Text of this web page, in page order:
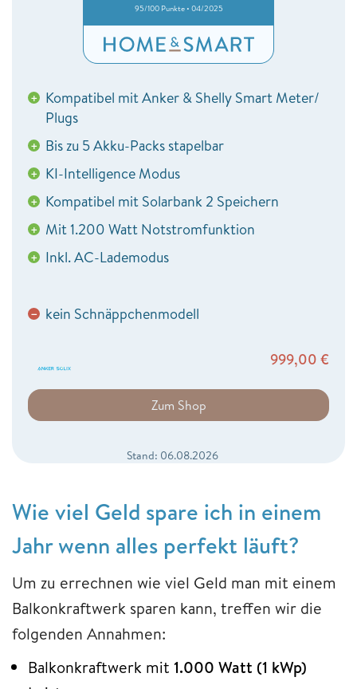
95/100 Punkte • 04/2025
+ Kompatibel mit Anker & Shelly Smart Meter/
Plugs
+ Bis zu 5 Akku-Packs stapelbar
+ KI-Intelligence Modus
+ Kompatibel mit Solarbank 2 Speichern
+ Mit 1.200 Watt Notstromfunktion
+ Inkl. AC-Lademodus
− kein Schnäppchenmodell
999,00 €
Zum Shop
Stand: 06.08.2026
Wie viel Geld spare ich in einem
Jahr wenn alles perfekt läuft?
Um zu errechnen wie viel Geld man mit einem
Balkonkraftwerk sparen kann, treffen wir die
folgenden Annahmen:
Balkonkraftwerk mit 1.000 Watt (1 kWp)